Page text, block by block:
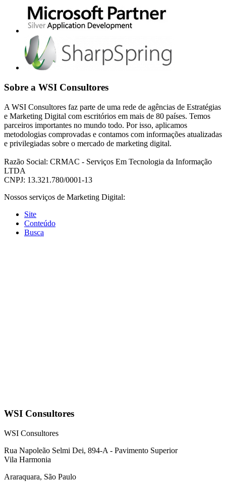
Sobre a WSI Consultores
A WSI Consultores faz parte de uma rede de agências de Estratégias
e Marketing Digital com escritórios em mais de 80 países. Temos
parceiros importantes no mundo todo. Por isso, aplicamos
metodologias comprovadas e contamos com informações atualizadas
e privilegiadas sobre o mercado de marketing digital.
Razão Social: CRMAC - Serviços Em Tecnologia da Informação
LTDA
CNPJ: 13.321.780/0001-13
Nossos serviços de Marketing Digital:
Site
Conteúdo
Busca
WSI Consultores
WSI Consultores
Rua Napoleão Selmi Dei, 894-A - Pavimento Superior
Vila Harmonia
Araraquara, São Paulo